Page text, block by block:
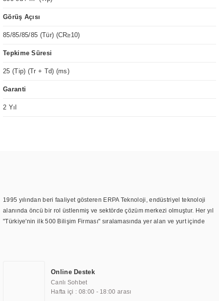
Görüş Açısı
85/85/85/85 (Tür) (CR≥10)
Tepkime Süresi
25 (Tip) (Tr + Td) (ms)
Garanti
2 Yıl
1995 yılından beri faaliyet gösteren ERPA Teknoloji, endüstriyel teknoloji
alanında öncü bir rol üstlenmiş ve sektörde çözüm merkezi olmuştur. Her yıl
"Türkiye'nin ilk 500 Bilişim Firması" sıralamasında yer alan ve yurt içinde
TOCHI markası altında kendi ürettiği ürünlerde kullanmıştır. Günümüzde
TOCHI; videowall, digital signage, kiosk, totem, akıllı durak ekranı, araç içi
ekran, asansör ekranı, digital menüboard, marin ekran, medikal ekran,
Online Destek
Canlı Sohbet
Hafta içi : 08:00 - 18:00 arası